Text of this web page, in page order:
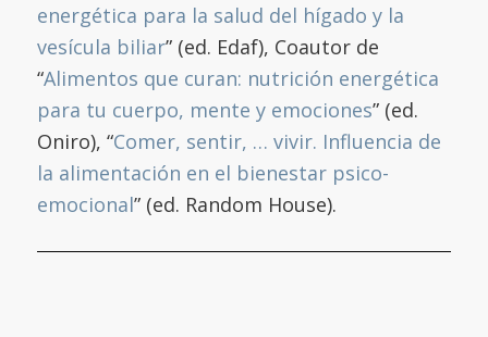
energética para la salud del hígado y la
vesícula biliar” (ed. Edaf), Coautor de
“Alimentos que curan: nutrición energética
para tu cuerpo, mente y emociones” (ed.
Oniro), “Comer, sentir, … vivir. Influencia de
la alimentación en el bienestar psico-
emocional” (ed. Random House).